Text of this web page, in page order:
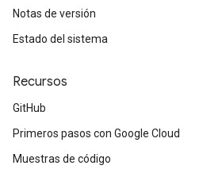
Notas de versión
Estado del sistema
Recursos
GitHub
Primeros pasos con Google Cloud
Muestras de código